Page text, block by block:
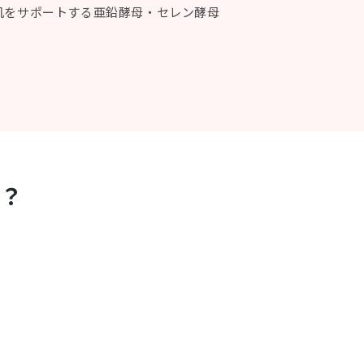
サポートする亜鉛酵母・セレン酵母